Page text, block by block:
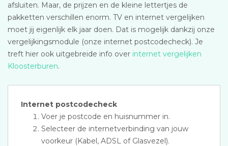
afsluiten. Maar, de prijzen en de kleine lettertjes de
pakketten verschillen enorm. TV en internet vergelijken
moet jij eigenlijk elk jaar doen. Dat is mogelijk dankzij onze
vergelijkingsmodule (onze internet postcodecheck). Je
treft hier ook uitgebreide info over internet vergelijken
Kloosterburen.
Internet postcodecheck
Voer je postcode en huisnummer in.
Selecteer de internetverbinding van jouw
voorkeur (Kabel, ADSL of Glasvezel).